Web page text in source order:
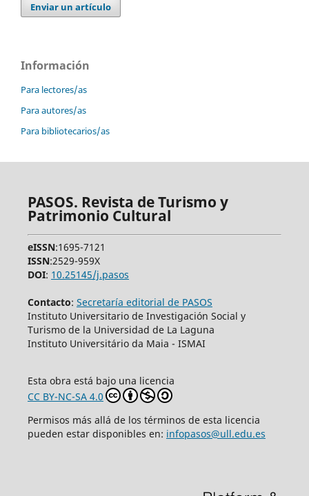
Enviar un artículo
Información
Para lectores/as
Para autores/as
Para bibliotecarios/as
PASOS. Revista de Turismo y
Patrimonio Cultural
eISSN:1695-7121
ISSN:2529-959X
DOI: 10.25145/j.pasos
Contacto: Secretaría editorial de PASOS
Instituto Universitario de Investigación Social y
Turismo de la Universidad de La Laguna
Instituto Universitário da Maia - ISMAI
Esta obra está bajo una licencia
CC BY-NC-SA 4.0
Permisos más allá de los términos de esta licencia
pueden estar disponibles en: infopasos@ull.edu.es